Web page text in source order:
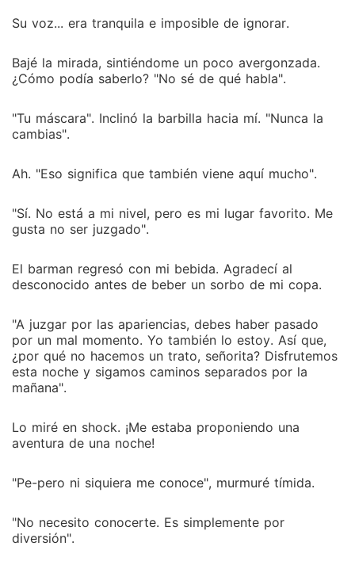
Su voz... era tranquila e imposible de ignorar.
Bajé la mirada, sintiéndome un poco avergonzada.
¿Cómo podía saberlo? "No sé de qué habla".
"Tu máscara". Inclinó la barbilla hacia mí. "Nunca la
cambias".
Ah. "Eso significa que también viene aquí mucho".
"Sí. No está a mi nivel, pero es mi lugar favorito. Me
gusta no ser juzgado".
El barman regresó con mi bebida. Agradecí al
desconocido antes de beber un sorbo de mi copa.
"A juzgar por las apariencias, debes haber pasado
por un mal momento. Yo también lo estoy. Así que,
¿por qué no hacemos un trato, señorita? Disfrutemos
esta noche y sigamos caminos separados por la
mañana".
Lo miré en shock. ¡Me estaba proponiendo una
aventura de una noche!
"Pe-pero ni siquiera me conoce", murmuré tímida.
"No necesito conocerte. Es simplemente por
diversión".